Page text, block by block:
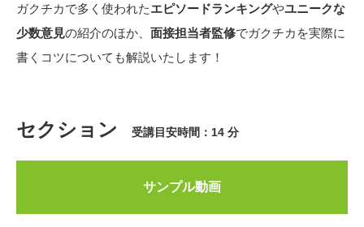
ガクチカで多く使われたエピソードランキングやユニークな
少数意見の紹介のほか、 面接担当者監修でガクチカを実際に
書くコツについても解説いたします！
セクション 受講目安時間：14 分
サンプル動画